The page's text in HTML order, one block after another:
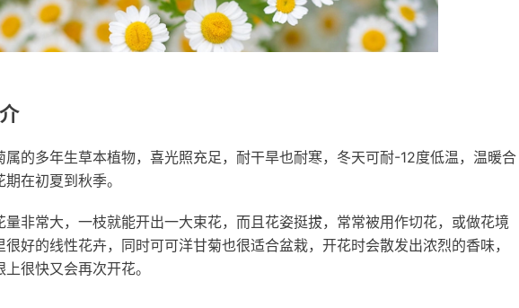
属的多年生草本植物，喜光照充足，耐干旱也耐寒，冬天可耐-12度低温，温暖合
在初夏到秋季。
量非常大，一枝就能开出一大束花，而且花姿挺拔，常常被用作切花，或做花境
好的线性花卉，同时可可洋甘菊也很适合盆栽，开花时会散发出浓烈的香味，
很快又会再次开花。